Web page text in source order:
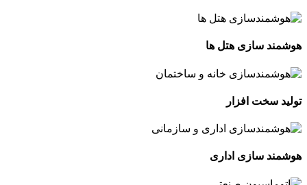
هوشمند سازی هتل ها
تولید سخت افزار
هوشمند سازی اداری